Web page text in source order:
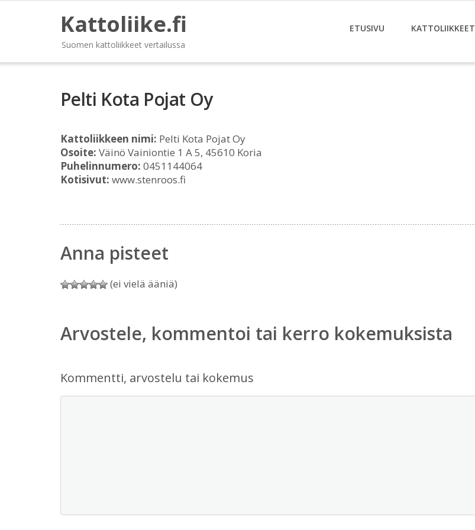
Kattoliike.fi
Suomen kattoliikkeet vertailussa
ETUSIVU KATTOLIIKKEET
Pelti Kota Pojat Oy
Kattoliikkeen nimi: Pelti Kota Pojat Oy
Osoite: Väinö Vainiontie 1 A 5, 45610 Koria
Puhelinnumero: 0451144064
Kotisivut: www.stenroos.fi
Anna pisteet
(ei vielä ääniä)
Arvostele, kommentoi tai kerro kokemuksista
Kommentti, arvostelu tai kokemus